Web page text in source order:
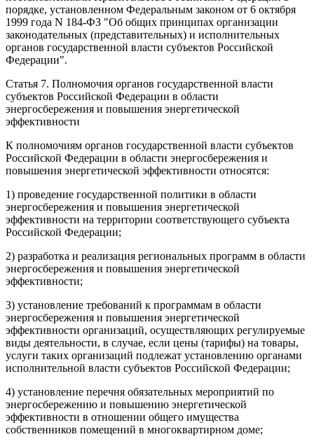
порядке, установленном Федеральным законом от 6 октября
1999 года N 184-ФЗ "Об общих принципах организации
законодательных (представительных) и исполнительных
органов государственной власти субъектов Российской
Федерации".
Статья 7. Полномочия органов государственной власти
субъектов Российской Федерации в области
энергосбережения и повышения энергетической
эффективности
К полномочиям органов государственной власти субъектов
Российской Федерации в области энергосбережения и
повышения энергетической эффективности относятся:
1) проведение государственной политики в области
энергосбережения и повышения энергетической
эффективности на территории соответствующего субъекта
Российской Федерации;
2) разработка и реализация региональных программ в области
энергосбережения и повышения энергетической
эффективности;
3) установление требований к программам в области
энергосбережения и повышения энергетической
эффективности организаций, осуществляющих регулируемые
виды деятельности, в случае, если цены (тарифы) на товары,
услуги таких организаций подлежат установлению органами
исполнительной власти субъектов Российской Федерации;
4) установление перечня обязательных мероприятий по
энергосбережению и повышению энергетической
эффективности в отношении общего имущества
собственников помещений в многоквартирном доме;